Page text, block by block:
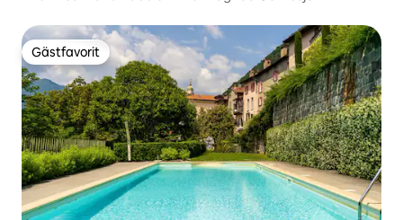
Gästfavorit
Gästfavorit